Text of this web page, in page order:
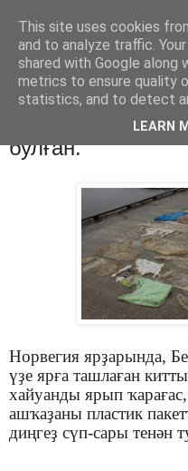
Хәбәрҙәр
суббота, 4 февраля 2017 г.
Кит пластик
булған.
Норвегия ярҙарында,
үҙе ярға ташлаған
хайуанды ярып
ашҡаҙаны пластик
диңгеҙ сүп-сары тенән
This site uses cookies
and to analyze traffic.
shared with Google along
metrics to ensure quality
statistics, and to detect
LEARN